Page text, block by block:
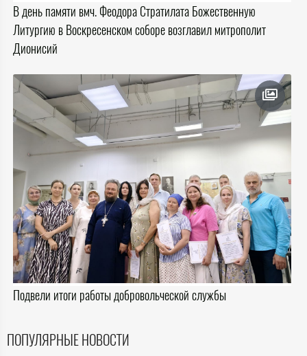
В день памяти вмч. Феодора Стратилата Божественную
Литургию в Воскресенском соборе возглавил митрополит
Дионисий
Подвели итоги работы добровольческой службы
ПОПУЛЯРНЫЕ НОВОСТИ